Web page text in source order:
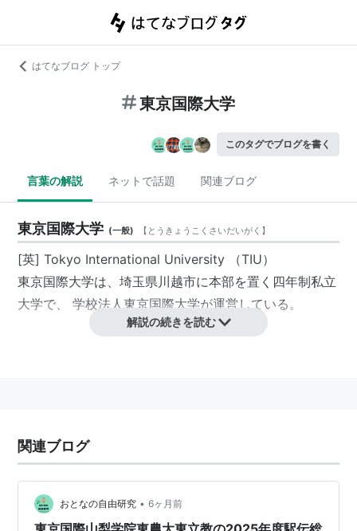
はてなブログ トップ
東京国際大学
このタグでブログを書く
言葉の解説 ネットで話題 関連ブログ
東京国際大学 (一般) 【 とうきょうこくさいだいがく 】
[英] Tokyo International University （TIU）
東京国際大学は、埼玉県川越市に本部を置く四年制私立
大学で、 学校法人東京国際大学が運営している。
ル開始
1969年、ウィラメット大学と姉妹校関係交流協定書正
式調印
1970年、ドクター・ソーントン・セルフインプルーブ
メント・アウォード発足
解説の続きを読む
関連ブログ
おとなの自由研究 • 6ヶ月前